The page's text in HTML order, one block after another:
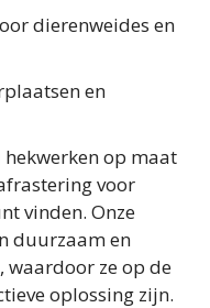
dierenweides en
en
op maat
voor
vinden. Onze
duurzaam en
waardoor ze op de
oplossing zijn.